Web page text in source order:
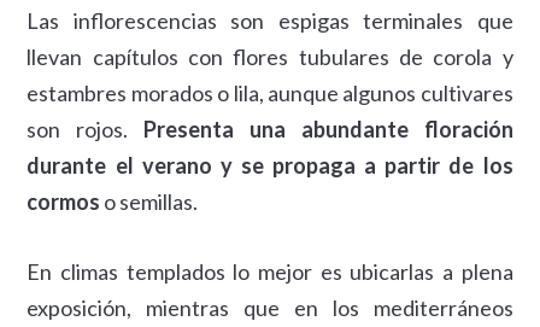
Las inflorescencias son espigas terminales que
llevan capítulos con flores tubulares de corola y
estambres morados o lila, aunque algunos cultivares
son rojos. Presenta una abundante floración
durante el verano y se propaga a partir de los
cormos o semillas.
En climas templados lo mejor es ubicarlas a plena
exposición, mientras que en los mediterráneos